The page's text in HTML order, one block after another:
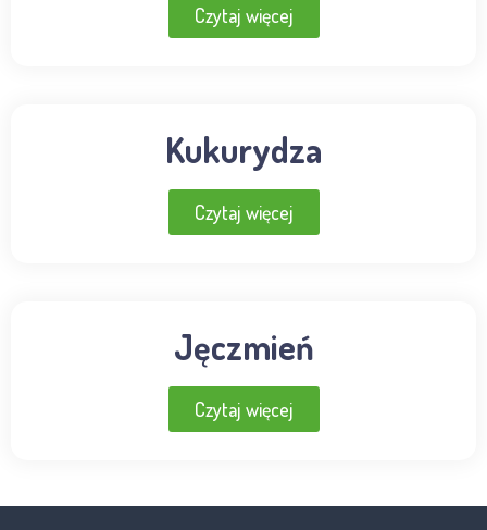
Czytaj więcej
Kukurydza
Czytaj więcej
Jęczmień
Czytaj więcej